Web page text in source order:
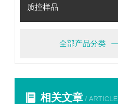
质控样品
全部产品分类
相关文章 / ARTICLE